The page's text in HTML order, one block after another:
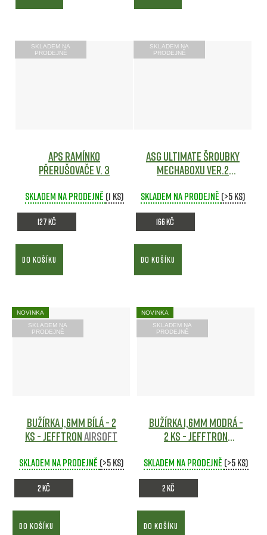
SKLADEM NA
PRODEJNĚ
APS ramínko
přerušovače V. 3
Skladem na prodejně (1 ks)
127 Kč
DO KOŠÍKU
SKLADEM NA
PRODEJNĚ
ASG Ultimate šroubky
mechaboxu ver.2
Skladem na prodejně (>5 ks)
166 Kč
DO KOŠÍKU
NOVINKA
SKLADEM NA
PRODEJNĚ
Bužírka 1,6mm bílá - 2
ks - JeffTronAirsoft
Skladem na prodejně (>5 ks)
2 Kč
DO KOŠÍKU
NOVINKA
SKLADEM NA
PRODEJNĚ
Bužírka 1,6mm modrá -
2 ks - JeffTron
Skladem na prodejně (>5 ks)
2 Kč
DO KOŠÍKU